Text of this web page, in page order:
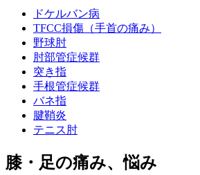
ドケルバン病
TFCC損傷（手首の痛み）
野球肘
肘部管症候群
突き指
手根管症候群
バネ指
腱鞘炎
テニス肘
膝・足の痛み、悩み